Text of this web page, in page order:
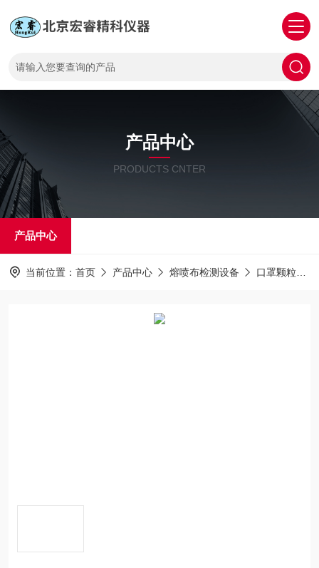
产品中心
PRODUCTS CNTER
产品中心
当前位置： 首页 产品中心 熔喷布检测设备 口罩颗粒过滤效率测试仪